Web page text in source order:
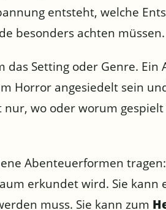
entsteht, welche
besonders achten müssen.
das Setting oder Genre.
Horror angesiedelt sein
wo oder worum
Abenteuerformen
erkundet wird. Sie kann
muss. Sie kann zum